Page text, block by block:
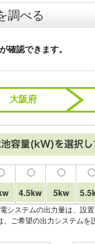
調べる
確認できます。
大阪府
システムの出力量は、設
、ご希望の出力システムを